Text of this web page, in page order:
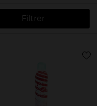
Filtrer